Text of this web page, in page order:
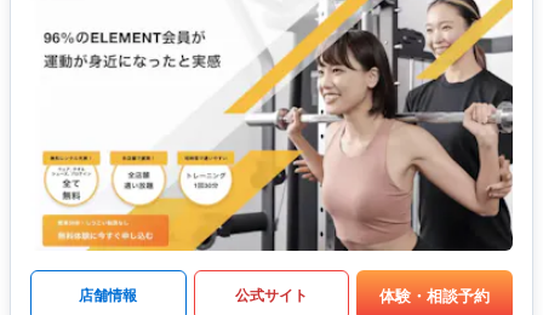
店舗情報 公式サイト 体験・相談予約